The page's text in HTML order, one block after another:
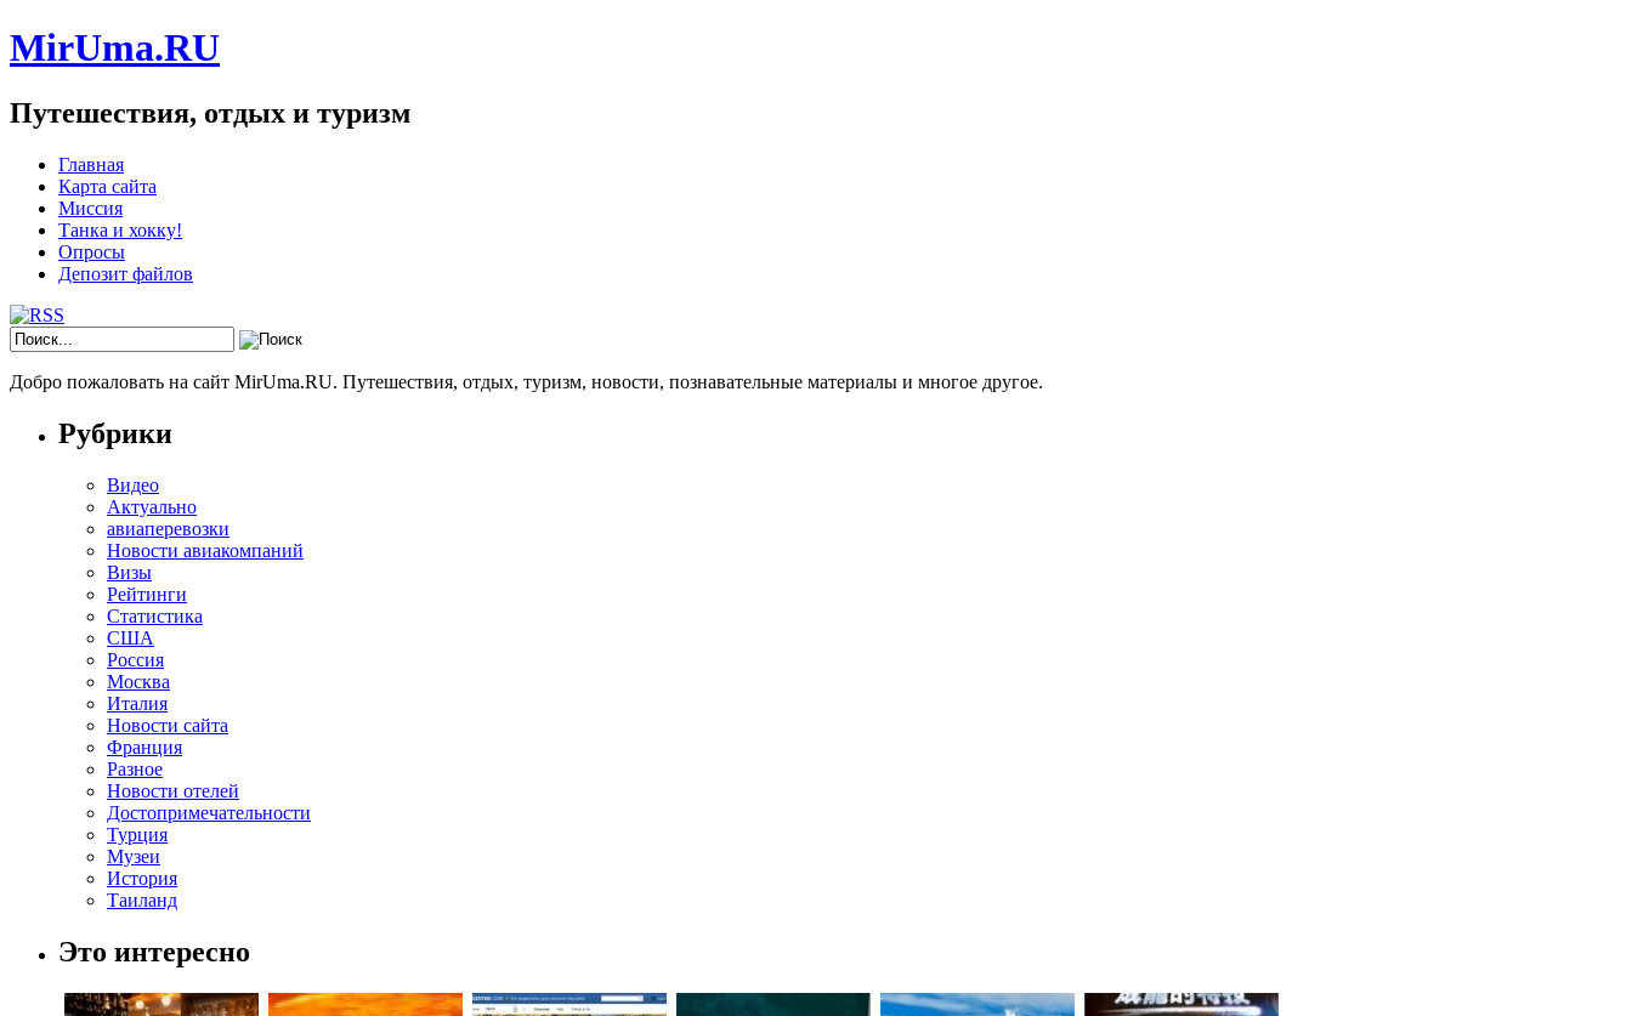
MirUma.RU
Путешествия, отдых и туризм
Главная
Карта сайта
Миссия
Танка и хокку!
Опросы
Депозит файлов
Добро пожаловать на сайт MirUma.RU. Путешествия, отдых, туризм, новости, познавательные материалы и многое другое.
Рубрики
Видео
Актуально
авиаперевозки
Новости авиакомпаний
Визы
Рейтинги
Статистика
США
Россия
Москва
Италия
Новости сайта
Франция
Разное
Новости отелей
Достопримечательности
Турция
Музеи
История
Таиланд
Это интересно